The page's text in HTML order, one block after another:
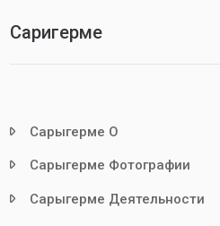
Саригерме
Сарыгерме О
Сарыгерме Фотографии
Сарыгерме Деятельности